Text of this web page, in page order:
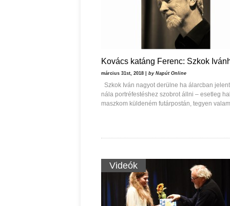
Kovács katáng Ferenc: Szkok
március 31st, 2018 | by Napút Online
Szkok Iván nagyot derülne ha álarcban
nála portréfestéshez szobrot állni – esetleg
maszkom küldeném futárpostán, tegyen
Videók